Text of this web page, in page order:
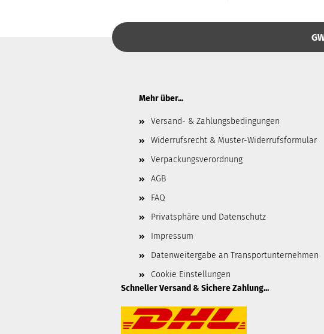
Mehr über...
Versand- & Zahlungsbedingungen
Widerrufsrecht & Muster-Widerrufsformular
Verpackungsverordnung
AGB
FAQ
Privatsphäre und Datenschutz
Impressum
Datenweitergabe an Transportunternehmen
Cookie Einstellungen
Schneller Versand & Sichere Zahlung...